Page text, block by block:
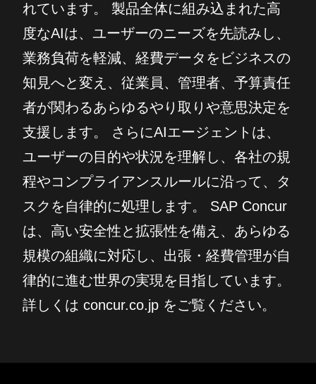
れています。 製品全体に組み込まれた高
度なAIは、ユーザーのニーズを先読みし、
業務負荷を軽減、経費データをビジネスの
知見へと変え、従業員、管理者、予算責任
者が関わるあらゆるやり取りや意思決定を
支援します。 さらにAIエージェントは、
ユーザーの目的や状況を理解し、各社の規
程やコンプライアンスルールに沿って、タ
スクを自律的に処理します。 SAP Concur
は、高い安全性と拡張性を備え、あらゆる
規模の組織に対応し、出張・経費管理が自
律的に進む世界の実現を目指しています。
詳しくは concur.co.jp をご覧ください。